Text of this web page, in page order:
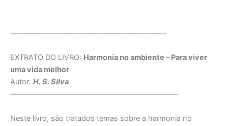
————————————————————–
EXTRATO DO LIVRO: Harmonia no ambiente – Para viver
uma vida melhor
Autor: H. S. Silva
——————————————————————
Neste livro, são tratados temas sobre a harmonia no